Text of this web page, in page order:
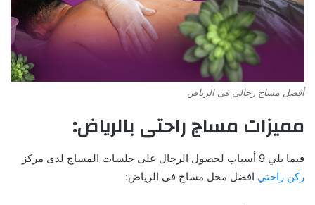
أفضل مساج رجالى فى الرياض
مميزات مساج راحتى بالرياض:
فيما يلي 9 أسباب لحصول الرجال على جلسات المساج لدى
مركز
ركن راحتي افضل محل مساج فى الرياض: